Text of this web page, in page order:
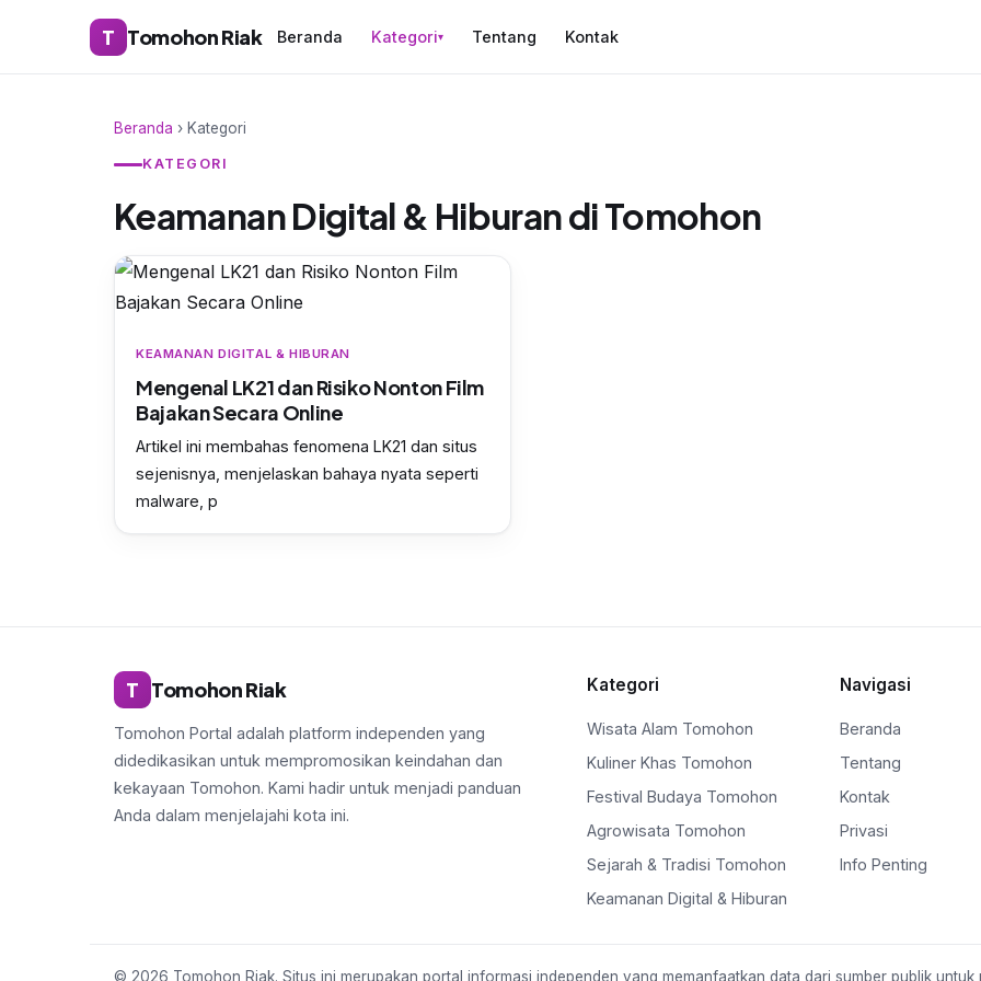
T Tomohon Riak Beranda Kategori▾ Tentang Kontak
Beranda › Kategori
KATEGORI
Keamanan Digital & Hiburan di Tomohon
KEAMANAN DIGITAL & HIBURAN
Mengenal LK21 dan Risiko Nonton Film
Bajakan Secara Online
Artikel ini membahas fenomena LK21 dan situs
sejenisnya, menjelaskan bahaya nyata seperti
malware, p
T Tomohon Riak
Tomohon Portal adalah platform independen yang
didedikasikan untuk mempromosikan keindahan dan
kekayaan Tomohon. Kami hadir untuk menjadi panduan
Anda dalam menjelajahi kota ini.
Kategori
Wisata Alam Tomohon
Kuliner Khas Tomohon
Festival Budaya Tomohon
Agrowisata Tomohon
Sejarah & Tradisi Tomohon
Keamanan Digital & Hiburan
Navigasi
Beranda
Tentang
Kontak
Privasi
Info Penting
© 2026 Tomohon Riak. Situs ini merupakan portal informasi independen yang memanfaatkan data dari sumber publik